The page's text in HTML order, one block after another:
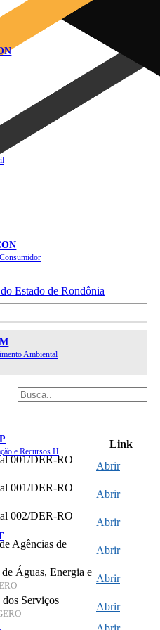
Ambiental
Link
001/DER-RO
Abrir
001/DER-RO -
Abrir
002/DER-RO
Abrir
Agências de
Abrir
Águas, Energia e
Abrir
Serviços
Abrir